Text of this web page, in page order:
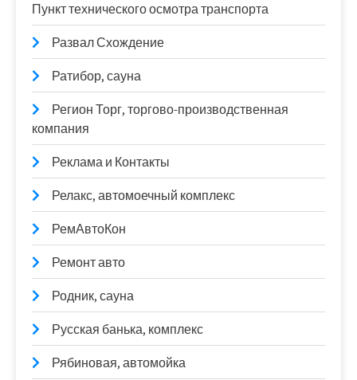
Пункт технического осмотра транспорта
Развал Схождение
Ратибор, сауна
Регион Торг, торгово-производственная
компания
Реклама и Контакты
Релакс, автомоечный комплекс
РемАвтоКон
Ремонт авто
Родник, сауна
Русская банька, комплекс
Рябиновая, автомойка